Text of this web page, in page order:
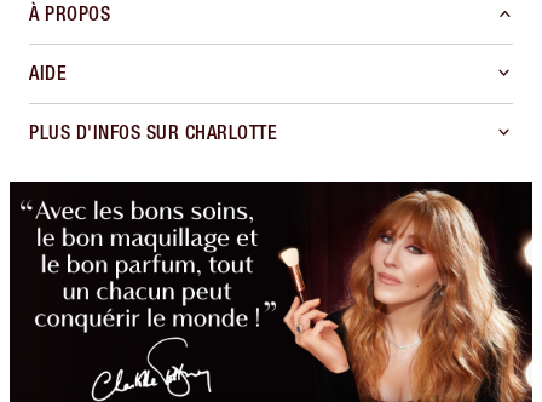
À PROPOS
AIDE
PLUS D'INFOS SUR CHARLOTTE